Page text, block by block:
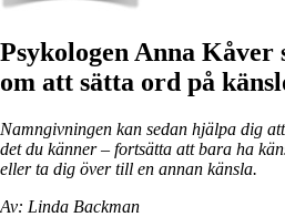
Psykologen Anna
om att sätta ord på
Namngivningen kan sedan hjälpa dig
det du känner – fortsätta att bara ha
eller ta dig över till en annan känsla.
Av: Linda Backman